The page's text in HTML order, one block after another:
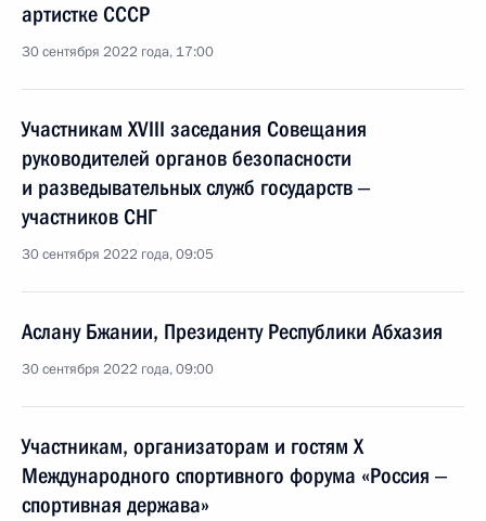
артистке СССР
30 сентября 2022 года, 17:00
Участникам XVIII заседания Совещания
руководителей органов безопасности
и разведывательных служб государств ‒
участников СНГ
30 сентября 2022 года, 09:05
Аслану Бжании, Президенту Республики Абхазия
30 сентября 2022 года, 09:00
Участникам, организаторам и гостям X
Международного спортивного форума «Россия ‒
спортивная держава»